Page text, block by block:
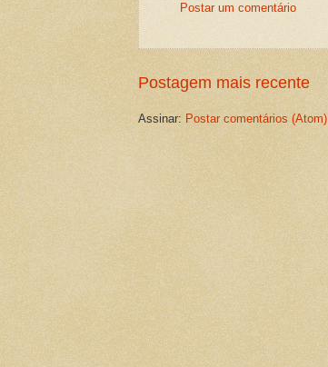
Postar um comentário
Postagem mais recente
Assinar: Postar comentários (Atom)